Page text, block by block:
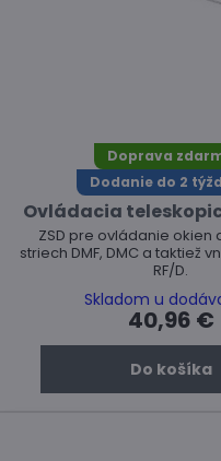
Doprava
Dodanie do 2
Ovládacia
ZSD pre ovládanie okien
striech DMF, DMC a taktiež
RF/D.
Skladom u
40,96 €
Do košíka